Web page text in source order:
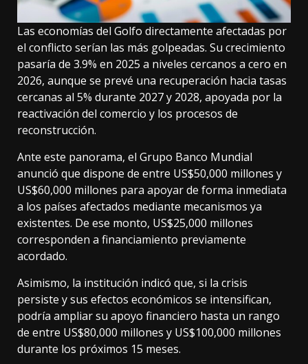
Las economías del Golfo directamente afectadas por
el conflicto serían las más golpeadas. Su crecimiento
pasaría de 3.9% en 2025 a niveles cercanos a cero en
2026, aunque se prevé una recuperación hacia tasas
cercanas al 5% durante 2027 y 2028, apoyada por la
reactivación del comercio y los procesos de
reconstrucción.
Ante este panorama, el Grupo Banco Mundial
anunció que dispone de entre US$50,000 millones y
US$60,000 millones para apoyar de forma inmediata
a los países afectados mediante mecanismos ya
existentes. De ese monto, US$25,000 millones
corresponden a financiamiento previamente
acordado.
Asimismo, la institución indicó que, si la crisis
persiste y sus efectos económicos se intensifican,
podría ampliar su apoyo financiero hasta un rango
de entre US$80,000 millones y US$100,000 millones
durante los próximos 15 meses.